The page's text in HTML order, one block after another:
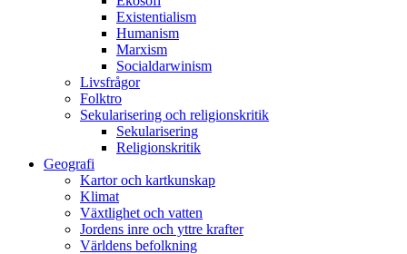
Existentialism
Humanism
Marxism
Socialdarwinism
Livsfrågor
Folktro
Sekularisering och religionskritik
Sekularisering
Religionskritik
Geografi
Kartor och kartkunskap
Klimat
Växtlighet och vatten
Jordens inre och yttre krafter
Världens befolkning